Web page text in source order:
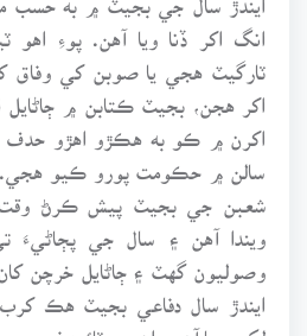
انگ اکر ڏنا ويا آهن. پوءِ
ٽارگيٽ هجي يا صوبن کي وفاق
سالن ۾ حڪومت پورو ڪيو هجي.
شعبن جي بجيٽ پيش ڪرڻ وقت
ويندا آهن ۽ سال جي پڄاڻيءَ
وصوليون گهٽ ۽ ڄاڻايل خرچن